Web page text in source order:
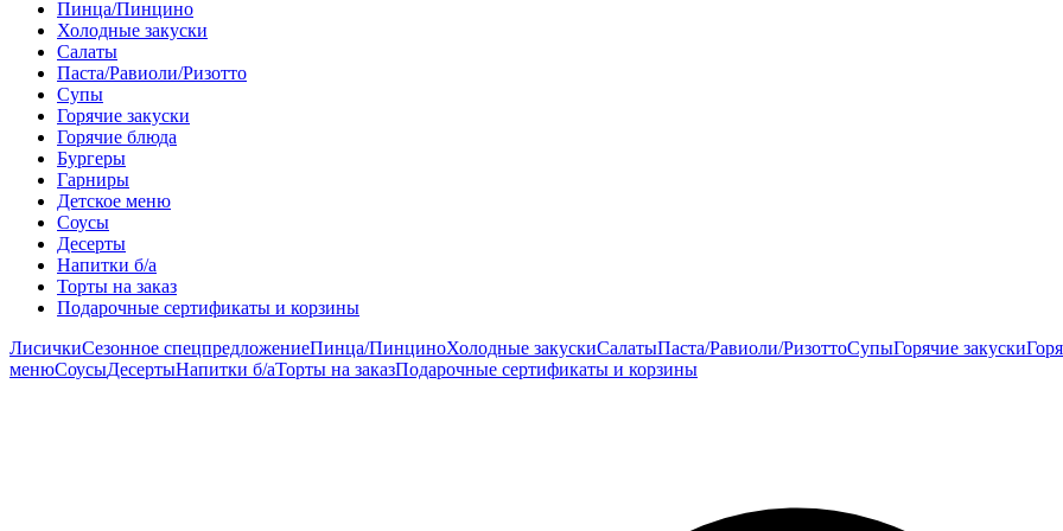
Пинца/Пинцино
Холодные закуски
Салаты
Паста/Равиоли/Ризотто
Супы
Горячие закуски
Горячие блюда
Бургеры
Гарниры
Детское меню
Соусы
Десерты
Напитки б/а
Торты на заказ
Подарочные сертификаты и корзины
ЛисичкиСезонное спецпредложениеПинца/ПинциноХолодные закускиСалатыПаста/Равиоли/РизоттоСупыГорячие закуски
менюСоусыДесертыНапитки б/аТорты на заказПодарочные сертификаты и корзины